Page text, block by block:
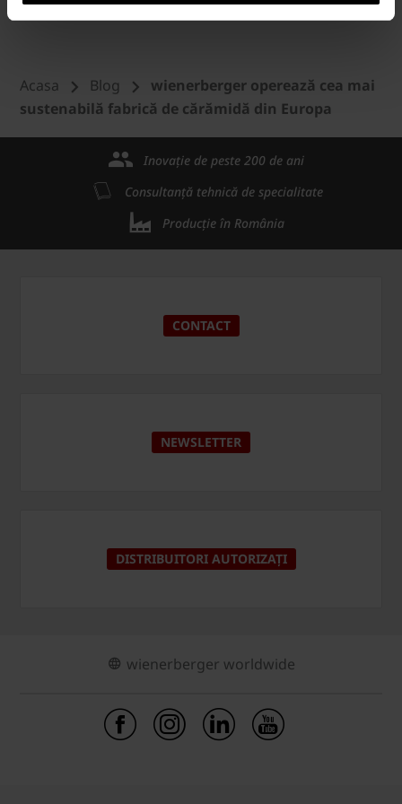
Acasa Blog
wienerberger operează cea mai
sustenabilă fabrică de cărămidă din Europa
Inovație de peste 200 de ani
Consultanță tehnică de specialitate
Producție în România
CONTACT
NEWSLETTER
DISTRIBUITORI AUTORIZAȚI
wienerberger worldwide